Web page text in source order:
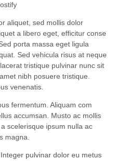
aliquet, sed mollis dolor
a libero eget, efficitur conse
porta massa eget ligula
Sed vehicula risus at neque
tristique pulvinar nunc sit
nibh posuere tristique.
venenatis.
fermentum. Aliquam com
accumsan. Musto ac mollis
scelerisque ipsum nulla ac
magna.
pulvinar dolor eu metus